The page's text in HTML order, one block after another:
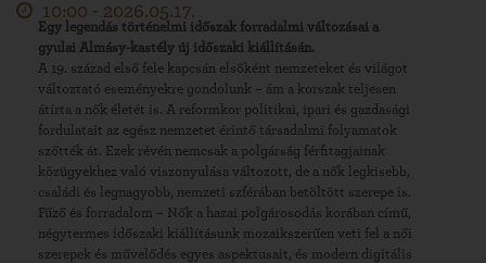
10:00 - 2026.05.17.
Egy legendás történelmi időszak forradalmi változásai a
gyulai Almásy-kastély új időszaki kiállításán.
A 19. század első fele kapcsán elsőként nemzeteket és világot
változtató eseményekre gondolunk – ám a korszak teljesen
átírta a nők életét is. A reformkor politikai, ipari és gazdasági
fordulatait az egész nemzetet érintő társadalmi folyamatok
szőtték át. Ezek révén nemcsak a polgárság férfitagjainak
közügyekhez való viszonyulása változott, de a nők legkisebb,
családi és legnagyobb, nemzeti szférában betöltött szerepe is.
Fűző és forradalom – Nők a hazai polgárosodás korában című,
négytermes időszaki kiállításunk mozaikszerűen veti fel a női
szerepek és művelődés egyes aspektusait, és modern digitális